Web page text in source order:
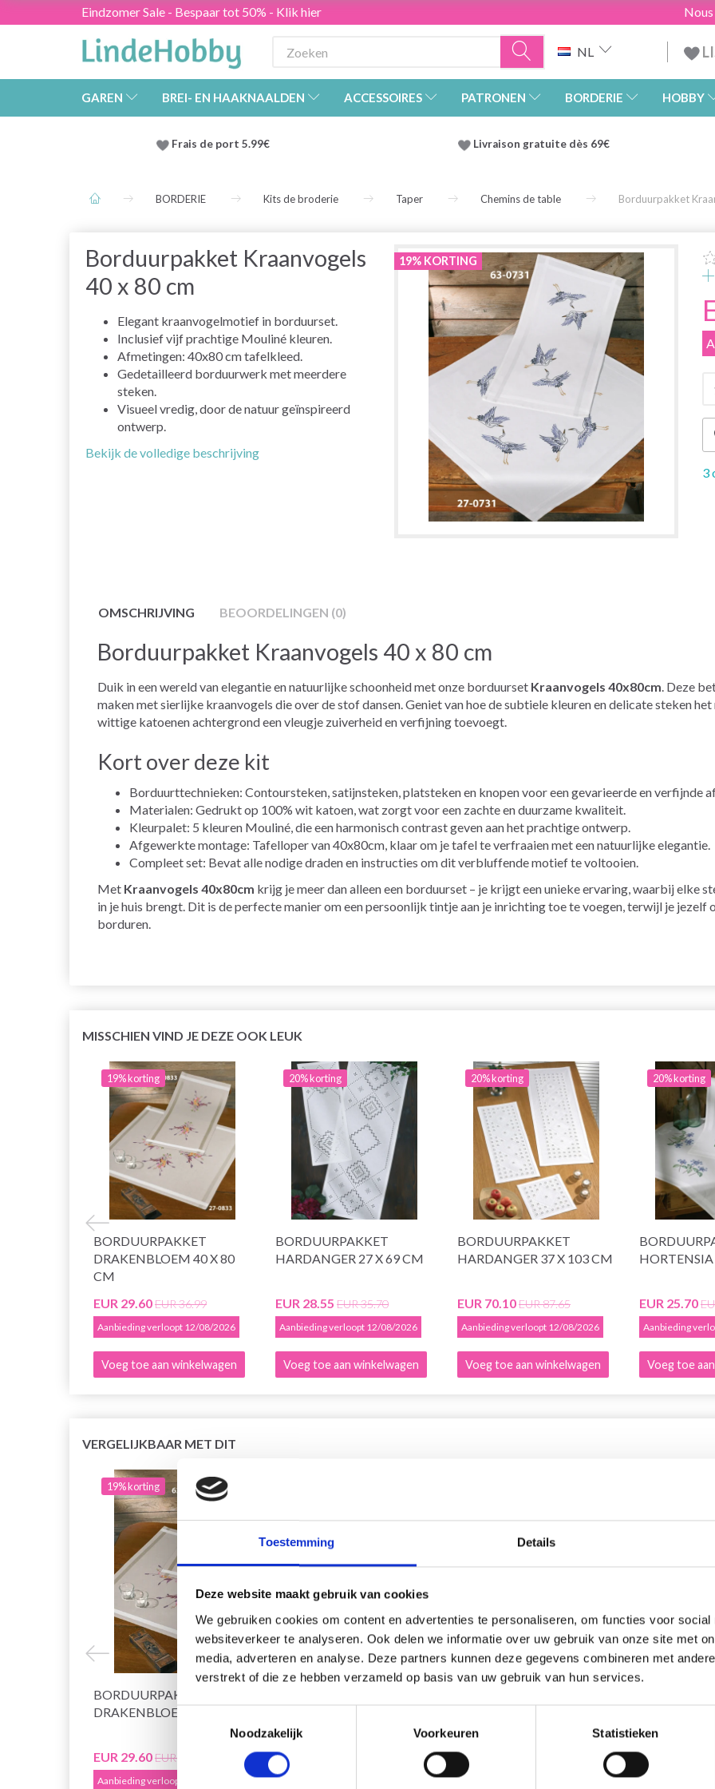
Toestemming Details
Deze website maakt gebruik van cookies
We gebruiken cookies om content en advertenties te personaliseren, om functies voor social
websiteverkeer te analyseren. Ook delen we informatie over uw gebruik van onze site met
media, adverteren en analyse. Deze partners kunnen deze gegevens combineren met
verstrekt of die ze hebben verzameld op basis van uw gebruik van hun services.
Toestemmingsselectie
Noodzakelijk
Voorkeuren Statistieken
Eindzomer Sale - Bespaar tot 50% - Klik hier
NL
GAREN BREI- EN HAAKNAALDEN ACCESSOIRES PATRONEN BORDERIE HOBBY
Frais de port 5.99€ Livraison gratuite dès 69€
BORDERIE Kits de broderie Taper Chemins de table Borduurpakket
Borduurpakket Kraanvogels
40 x 80 cm
Elegant kraanvogelmotief in borduurset.
Inclusief vijf prachtige Mouliné kleuren.
Afmetingen: 40x80 cm tafelkleed.
Gedetailleerd borduurwerk met meerdere
steken.
Visueel vredig, door de natuur geïnspireerd
ontwerp.
Bekijk de volledige beschrijving
19% KORTING
3
OMSCHRIJVING BEOORDELINGEN (0)
Borduurpakket Kraanvogels 40 x 80 cm
Duik in een wereld van elegantie en natuurlijke schoonheid met onze borduurset Kraanvogels 40x80cm. Deze
maken met sierlijke kraanvogels die over de stof dansen. Geniet van hoe de subtiele kleuren en delicate steken
wittige katoenen achtergrond een vleugje zuiverheid en verfijning toevoegt.
Kort over deze kit
Borduurttechnieken: Contoursteken, satijnsteken, platsteken en knopen voor een gevarieerde en verfijnde
Materialen: Gedrukt op 100% wit katoen, wat zorgt voor een zachte en duurzame kwaliteit.
Kleurpalet: 5 kleuren Mouliné, die een harmonisch contrast geven aan het prachtige ontwerp.
Afgewerkte montage: Tafelloper van 40x80cm, klaar om je tafel te verfraaien met een natuurlijke elegantie.
Compleet set: Bevat alle nodige draden en instructies om dit verbluffende motief te voltooien.
Met Kraanvogels 40x80cm krijg je meer dan alleen een borduurset – je krijgt een unieke ervaring, waarbij elke
in je huis brengt. Dit is de perfecte manier om een persoonlijk tintje aan je inrichting toe te voegen, terwijl je
borduren.
MISSCHIEN VIND JE DEZE OOK LEUK
19% korting
BORDUURPAKKET
DRAKENBLOEM 40 X 80
CM
EUR 29.60EUR 36.99
Aanbieding verloopt 12/08/2026
Voeg toe aan winkelwagen
20% korting
BORDUURPAKKET
HARDANGER 27 X 69 CM
EUR 28.55 EUR 35.70
Aanbieding verloopt 12/08/2026
Voeg toe aan winkelwagen
20% korting
BORDUURPAKKET
HARDANGER 37 X 103 CM
EUR 70.10EUR 87.65
Aanbieding verloopt 12/08/2026
Voeg toe aan winkelwagen
20% korting
EUR 25.70
Aanbieding
Voeg toe
VERGELIJKBAAR MET DIT
19% korting
BORDUURPAKKET
DRAKENBLOEM 40 X 80 CM
EUR 29.60EUR 36.99
Aanbieding verloopt 12/08/2026
EUR 31.15
Aanbieding verloopt 12/08/2026
EUR 22.50EUR 28.10
Aanbieding verloopt 12/08/2026
Économisez jusqu'à 50 %
Soyez le premier à connaître nos soldes et
offres limitées en vous inscrivant à notre
newsletter gratuite !
Oui, inscrivez-moi !